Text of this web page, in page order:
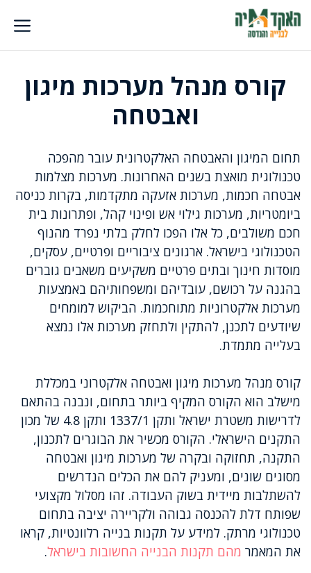
לדלג
לתוכן
קורס מנהל מערכות מיגון
ואבטחה
תחום המיגון והאבטחה האלקטרונית עובר מהפכה
טכנולוגית מואצת בשנים האחרונות. מערכות מצלמות
אבטחה חכמות, מערכות אזעקה מתקדמות, בקרות כניסה
ביומטריות, מערכות גילוי אש ופינוי קהל, ופתרונות בית
חכם משולבים, כל אלו הפכו לחלק בלתי נפרד מהנוף
הטכנולוגי בישראל. ארגונים ציבוריים ופרטיים, עסקים,
מוסדות חינוך ובתים פרטיים משקיעים משאבים גוברים
בהגנה על רכושם, עובדיהם ומשפחותיהם באמצעות
מערכות אלקטרוניות מתוחכמות. הביקוש למומחים
שיודעים לתכנן, להתקין ולתחזק מערכות אלו נמצא
בעלייה מתמדת.
קורס מנהל מערכות מיגון ואבטחה אלקטרוני במכללת
מישלב הוא הקורס המקיף ביותר בתחום, ונבנה בהתאם
לדרישות משטרת ישראל ותקן 1337/1 ותקן 4.8 של מכון
התקנים הישראלי. הקורס מכשיר את הבוגרים לתכנון,
התקנה, תחזוקה ובקרה של מערכות מיגון ואבטחה
מסוגים שונים, ומעניק להם את הכלים הנדרשים
להשתלבות מיידית בשוק העבודה. זהו מסלול מקצועי
שפותח דלת להכנסה גבוהה ולקריירה יציבה בתחום
טכנולוגי מרתק. למידע על תקנות בנייה רלוונטיות, קראו
את המאמר מהם תקנות הבנייה החשובות בישראל.